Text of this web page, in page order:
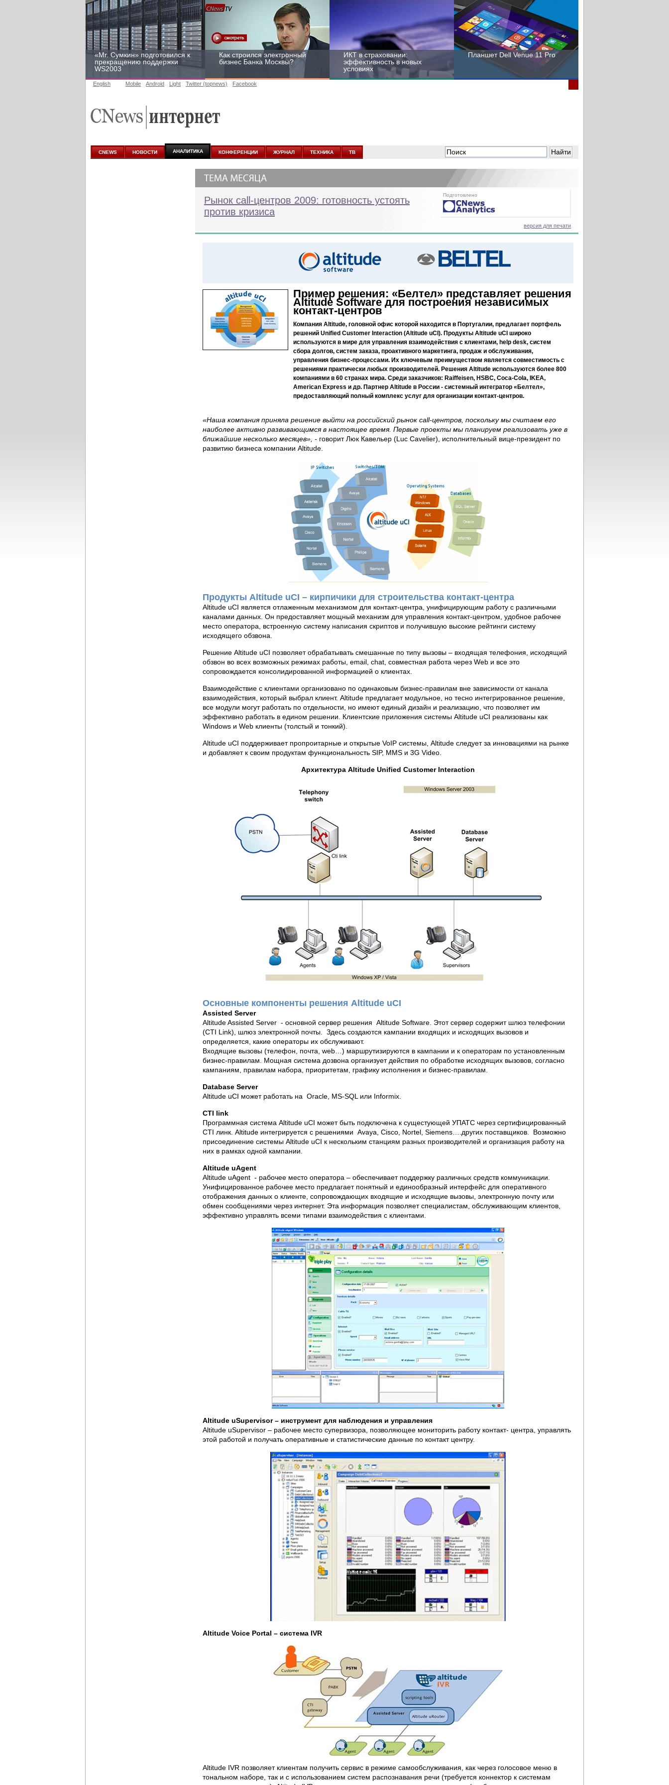
«Mr. Сумкин» подготовился к
прекращению поддержки
WS2003
Как строился электронный
бизнес Банка Москвы?
ИКТ в страховании:
эффективность в новых
условиях
Планшет Dell Venue 11 Pro
к аналитике
участвовать
госструктур: развитие в
новых условиях
English Mobile Android Light Twitter (topnews) Facebook
CNEWS НОВОСТИ АНАЛИТИКА КОНФЕРЕНЦИИ ЖУРНАЛ ТЕХНИКА ТВ
Подготовлено
Рынок call-центров 2009: готовность устоять
против кризиса
версия для печати
Пример решения: «Белтел» представляет решения
Altitude Software для построения независимых
контакт-центров
Компания Altitude, головной офис которой находится в Португалии, предлагает портфель
решений Unified Customer Interaction (Altitude uCI). Продукты Altitude uCI широко
используются в мире для управления взаимодействия с клиентами, help desk, систем
сбора долгов, систем заказа, проактивного маркетинга, продаж и обслуживания,
управления бизнес-процессами. Их ключевым преимуществом является совместимость с
решениями практически любых производителей. Решения Altitude используются более 800
компаниями в 60 странах мира. Среди заказчиков: Raiffeisen, HSBC, Coca-Cola, IKEA,
American Express и др. Партнер Altitude в России - системный интегратор «Белтел»,
предоставляющий полный комплекс услуг для организации контакт-центров.
«Наша компания приняла решение выйти на российский рынок call-центров, поскольку мы считаем его
наиболее активно развивающимся в настоящее время. Первые проекты мы планируем реализовать уже в
ближайшие несколько месяцев», - говорит Люк Кавельер (Luc Cavelier), исполнительный вице-президент по
развитию бизнеса компании Altitude.
Продукты Altitude uCI – кирпичики для строительства контакт-центра
Altitude uCI является отлаженным механизмом для контакт-центра, унифицирующим работу с различными
каналами данных. Он предоставляет мощный механизм для управления контакт-центром, удобное рабочее
место оператора, встроенную систему написания скриптов и получившую высокие рейтинги систему
исходящего обзвона.
Решение Altitude uCI позволяет обрабатывать смешанные по типу вызовы – входящая телефония, исходящий
обзвон во всех возможных режимах работы, email, chat, совместная работа через Web и все это
сопровождается консолидированной информацией о клиентах.
Взаимодействие с клиентами организовано по одинаковым бизнес-правилам вне зависимости от канала
взаимодействия, который выбрал клиент. Altitude предлагает модульное, но тесно интегрированное решение,
все модули могут работать по отдельности, но имеют единый дизайн и реализацию, что позволяет им
эффективно работать в едином решении. Клиентские приложения системы Altitude uCI реализованы как
Windows и Web клиенты (толстый и тонкий).
Altitude uCI поддерживает пропроитарные и открытые VoIP системы, Altitude следует за инновациями на рынке
и добавляет к своим продуктам функциональность SIP, MMS и 3G Video.
Архитектура Altitude Unified Customer Interaction
Основные компоненты решения Altitude uCI
Assisted Server
Altitude Assisted Server - основной сервер решения Altitude Software. Этот сервер содержит шлюз телефонии
(CTI Link), шлюз электронной почты. Здесь создаются кампании входящих и исходящих вызовов и
определяется, какие операторы их обслуживают.
Входящие вызовы (телефон, почта, web…) маршрутизируются в кампании и к операторам по установленным
бизнес-правилам. Мощная система дозвона организует действия по обработке исходящих вызовов, согласно
кампаниям, правилам набора, приоритетам, графику исполнения и бизнес-правилам.
Database Server
Altitude uCI может работать на Oracle, MS-SQL или Informix.
CTI link
Программная система Altitude uCI может быть подключена к сущестующей УПАТС через сертифицированный
CTI линк. Altitude интегрируется с решениями Avaya, Cisco, Nortel, Siemens….других поставщиков. Возможно
присоединение системы Altitude uCI к нескольким станциям разных производителей и организация работу на
них в рамках одной кампании.
Altitude uAgent
Altitude uAgent - рабочее место оператора – обеспечивает поддержку различных средств коммуникации.
Унифицированное рабочее место предлагает понятный и единообразный интерфейс для оперативного
отображения данных о клиенте, сопровождающих входящие и исходящие вызовы, электронную почту или
обмен сообщениями через интернет. Эта информация позволяет специалистам, обслуживающим клиентов,
эффективно управлять всеми типами взаимодействия с клиентами.
Altitude uSupervisor – инструмент для наблюдения и управления
Altitude uSupervisor – рабочее место супервизора, позволяющее мониторить работу контакт- центра, управлять
этой работой и получать оперативные и статистические данные по контакт центру.
Altitude Voice Portal – система IVR
Altitude IVR позволяет клиентам получить сервис в режиме самообслуживания, как через голосовое меню в
тональном наборе, так и с использованием систем распознавания речи (требуется коннектор к системам